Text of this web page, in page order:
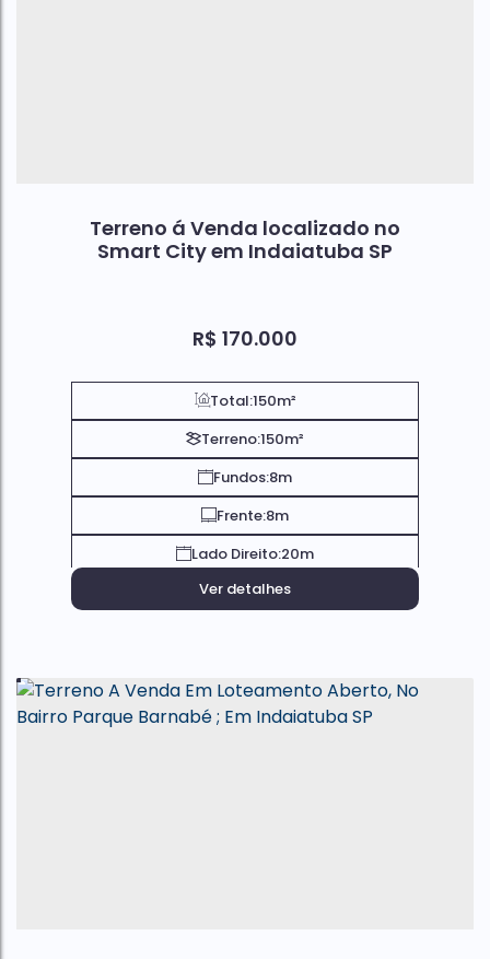
Terreno á Venda localizado no
Smart City em Indaiatuba SP
R$ 170.000
Total:150m²
Terreno:150m²
Fundos:8m
Frente:8m
Lado Direito:20m
Ver detalhes